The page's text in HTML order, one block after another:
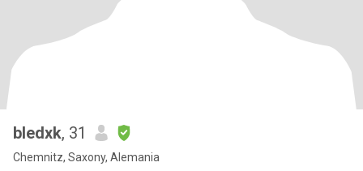
bledxk, 31
Chemnitz, Saxony, Alemania